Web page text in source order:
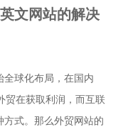
文网站的解决
全球化布局，在国内
贸在获取利润，而互联
方式。那么外贸网站的